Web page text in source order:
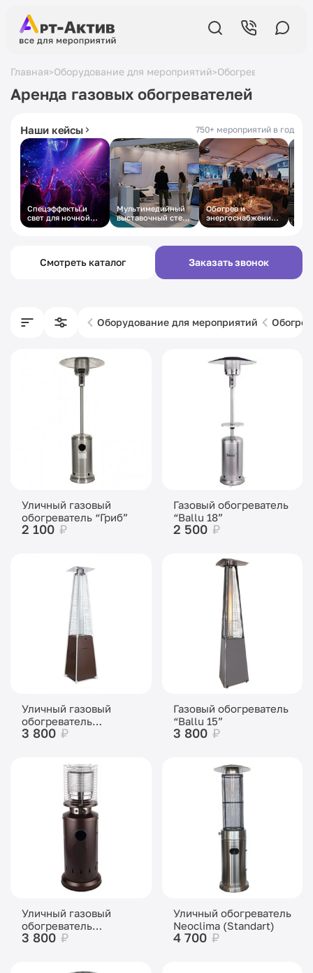
Главная>Оборудование для мероприятий>Обогреватели
Аренда газовых обогревателей
с 2007 года
Наши кейсы 750+ мероприятий в год
Спецэффекты и
свет для ночной
вечеринки
Мультимедийный
выставочный стенд
под ключ
Обогрев и
энергоснабжение
зимнего
шатре
Смотреть каталог Заказать звонок
Оборудование для мероприятий
Уличный газовый
обогреватель “Гриб”
2 100 ₽
Газовый обогреватель
“Ballu 18”
2 500 ₽
Уличный газовый
обогреватель
Neoclima
3 800 ₽
Газовый обогреватель
“Ballu 15”
3 800 ₽
Уличный газовый
обогреватель
Neoclima (Mini)
3 800 ₽
Уличный обогреватель
Neoclima (Standart)
4 700 ₽